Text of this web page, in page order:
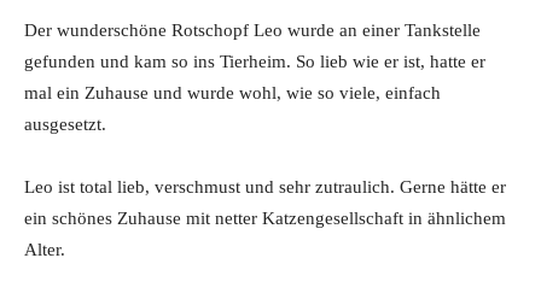
Der wunderschöne Rotschopf Leo wurde an einer Tankstelle
gefunden und kam so ins Tierheim. So lieb wie er ist, hatte er
mal ein Zuhause und wurde wohl, wie so viele, einfach
ausgesetzt.
Leo ist total lieb, verschmust und sehr zutraulich. Gerne hätte er
ein schönes Zuhause mit netter Katzengesellschaft in ähnlichem
Alter.